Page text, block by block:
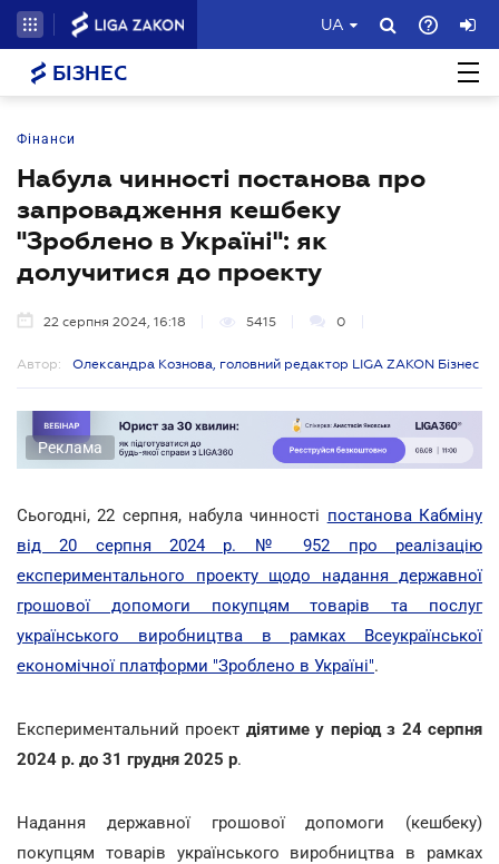
UA
БІЗНЕС
Фінанси
Набула чинності постанова про
запровадження кешбеку
"Зроблено в Україні": як
долучитися до проекту
22 серпня 2024, 16:18 5415 0
Автор: Олександра Кознова, головний редактор LIGA ZAKON Бізнес
Реклама
Сьогодні, 22 серпня, набула чинності постанова Кабміну
від 20 серпня 2024 р. № 952 про реалізацію
експериментального проекту щодо надання державної
грошової допомоги покупцям товарів та послуг
українського виробництва в рамках Всеукраїнської
економічної платформи "Зроблено в Україні".
Експериментальний проект діятиме у період з 24 серпня
2024 р. до 31 грудня 2025 р.
Надання державної грошової допомоги (кешбеку)
покупцям товарів українського виробництва в рамках